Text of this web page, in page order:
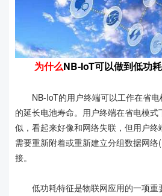
为什么NB-IoT可以做到低功耗
NB-IoT的用户终端可以工作在省电
的延长电池寿命。用户终端在省电模
似，看起来好像和网络失联，但用户
需要重新附着或重新建立分组数据网
接。
低功耗特征是物联网应用的一项重